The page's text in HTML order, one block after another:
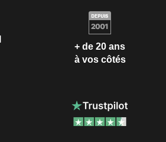
+ de 20 ans
à vos côtés